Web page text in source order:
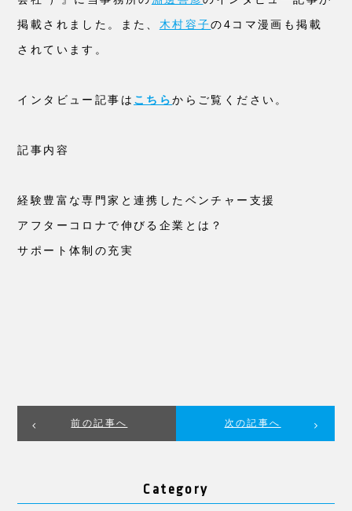
掲載されました。また、 木村容子の4コマ漫画も掲載
されています。
インタビュー記事は こちらからご覧ください。
記事内容
経験豊富な専門家と連携したベンチャー支援
アフターコロナで伸びる企業とは？
サポート体制の充実
前の記事へ 次の記事へ
Category